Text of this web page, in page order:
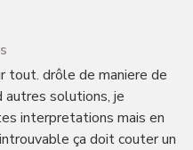
tout. drôle de maniere de
autres solutions, je
interpretations mais en
ça doit couter un